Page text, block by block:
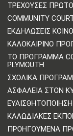
ΤΡΈΧΟΥΣΕΣ
COMMUNITY
ΕΚΔΗΛΏΣΕΙΣ
ΚΑΛΟΚΑΙΡΙΝΌ
ΤΟ ΠΡΌΓΡΑΜΜΑ
PLYMOUTH
ΣΧΟΛΙΚΆ
ΑΣΦΆΛΕΙΑ ΣΤΟΝ
ΚΑΛΩΔΙΑΚΈΣ
ΠΡΟΗΓΟΎΜΕΝΑ